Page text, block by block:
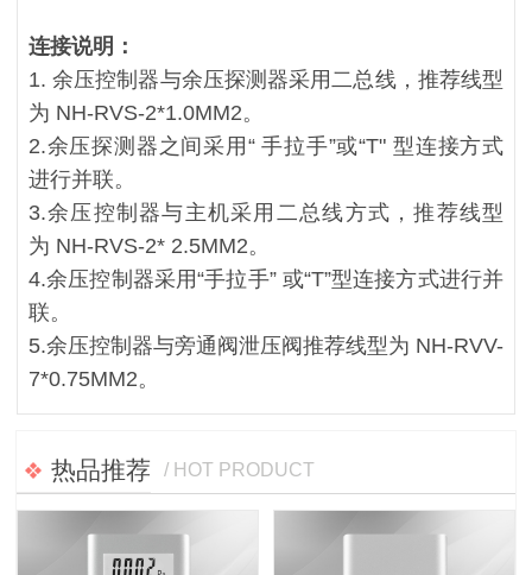
连接说明：
1. 余压控制器与余压探测器采用二总线，推荐线型
为 NH-RVS-2*1.0MM2。
2.余压探测器之间采用“ 手拉手”或“T" 型连接方式
进行并联。
3.余压控制器与主机采用二总线方式，推荐线型
为 NH-RVS-2* 2.5MM2。
4.余压控制器采用“手拉手” 或“T”型连接方式进行并
联。
5.余压控制器与旁通阀泄压阀推荐线型为 NH-RVV-
7*0.75MM2。
热品推荐 / HOT PRODUCT